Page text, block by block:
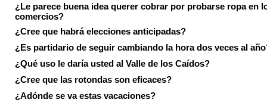
¿Le parece buena idea querer cobrar por probarse ropa en
comercios?
¿Cree que habrá elecciones anticipadas?
¿Es partidario de seguir cambiando la hora dos veces al
¿Qué uso le daría usted al Valle de los Caídos?
¿Cree que las rotondas son eficaces?
¿Adónde se va estas vacaciones?